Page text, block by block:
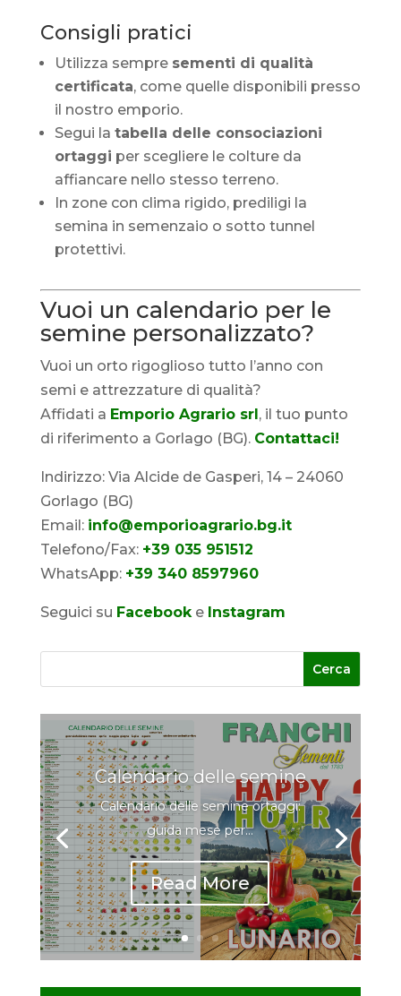
Consigli pratici
Utilizza sempre sementi di qualità
certificata, come quelle disponibili presso
il nostro emporio.
Segui la tabella delle consociazioni
ortaggi per scegliere le colture da
affiancare nello stesso terreno.
In zone con clima rigido, prediligi la
semina in semenzaio o sotto tunnel
protettivi.
Vuoi un calendario per le
semine personalizzato?
Vuoi un orto rigoglioso tutto l’anno con
semi e attrezzature di qualità?
Affidati a Emporio Agrario srl, il tuo punto
di riferimento a Gorlago (BG). Contattaci!
Indirizzo: Via Alcide de Gasperi, 14 – 24060
Gorlago (BG)
Email: info@emporioagrario.bg.it
Telefono/Fax: +39 035 951512
WhatsApp: +39 340 8597960
Seguici su Facebooke Instagram
Calendario delle semine
Calendario delle semine ortaggi:
guida mese per...
Read More